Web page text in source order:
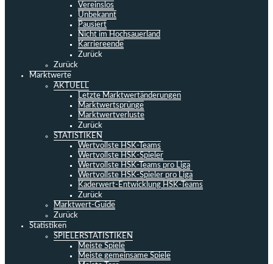
Vereinslos
Unbekannt
Pausiert
Nicht im Hochsauerland
Karriereende
Zurück
Zurück
Marktwerte
AKTUELL
Letzte Marktwertänderungen
Marktwertsprünge
Marktwertverluste
Zurück
STATISTIKEN
Wertvollste HSK-Teams
Wertvollste HSK-Spieler
Wertvollste HSK-Teams pro Liga
Wertvollste HSK-Spieler pro Liga
Kaderwert-Entwicklung HSK-Teams
Zurück
Marktwert-Guide
Zurück
Statistiken
SPIELERSTATISTIKEN
Meiste Spiele
Meiste gemeinsame Spiele